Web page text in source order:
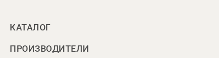
КАТАЛОГ
ПРОИЗВОДИТЕЛИ